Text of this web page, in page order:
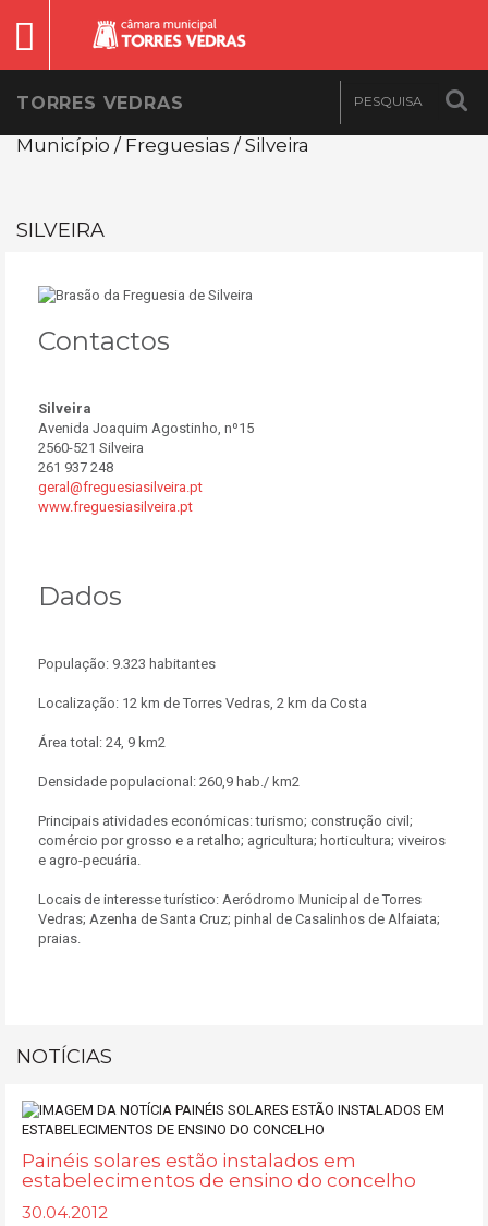
TORRES VEDRAS
Município / Freguesias / Silveira
SILVEIRA
Contactos
Silveira
Avenida Joaquim Agostinho, nº15
2560-521 Silveira
261 937 248
geral@freguesiasilveira.pt
www.freguesiasilveira.pt
Dados
População: 9.323 habitantes
Localização: 12 km de Torres Vedras, 2 km da Costa
Área total: 24, 9 km2
Densidade populacional: 260,9 hab./ km2
Principais atividades económicas: turismo; construção civil;
comércio por grosso e a retalho; agricultura; horticultura; viveiros
e agro-pecuária.
Locais de interesse turístico: Aeródromo Municipal de Torres
Vedras; Azenha de Santa Cruz; pinhal de Casalinhos de Alfaiata;
praias.
NOTÍCIAS
Painéis solares estão instalados em
estabelecimentos de ensino do concelho
30.04.2012